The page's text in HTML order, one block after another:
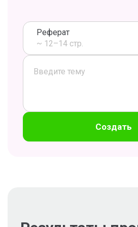
Реферат
~ 12–14 стр.
Создать